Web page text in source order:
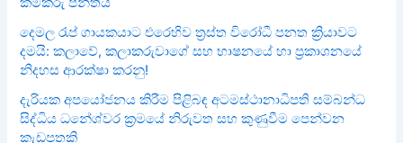
දෙමල රැප් ගායකයාට එරෙහිව ත්‍රස්ත විරෝධී පනත ක්‍රියාවට
දමයි: කලාවේ, කලාකරුවාගේ සහ භාෂනයේ හා ප්‍රකාශනයේ
නිදහස ආරක්ෂා කරනු!
දැරියක අපයෝජනය කිරීම පිළිබඳ අටමස්ථානාධිපති සම්බන්ධ
සිද්ධිය ධනේශ්වර ක්‍රමයේ නිරුවත සහ කුණුවීම පෙන්වන
කැඩපතකි